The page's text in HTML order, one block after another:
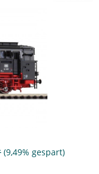
(9,49% gespart)